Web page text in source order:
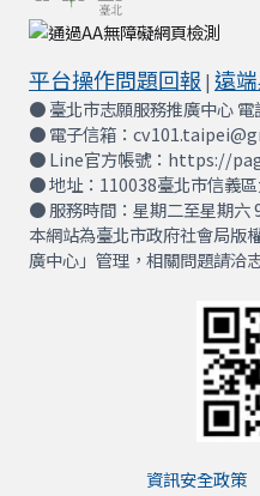
平台操作問題回報 | 遠
● 臺北市志願服務推廣中心
● 電子信箱：
● Line官方帳號：https://
● 地址：110038臺北市信義
● 服務時間：星期二至星期六
本網站為臺北市政府社會局版
廣中心」管理，相關問題請洽
資訊安全政策